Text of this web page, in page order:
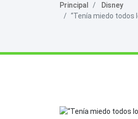
Principal
Disney
“Tenía miedo todos